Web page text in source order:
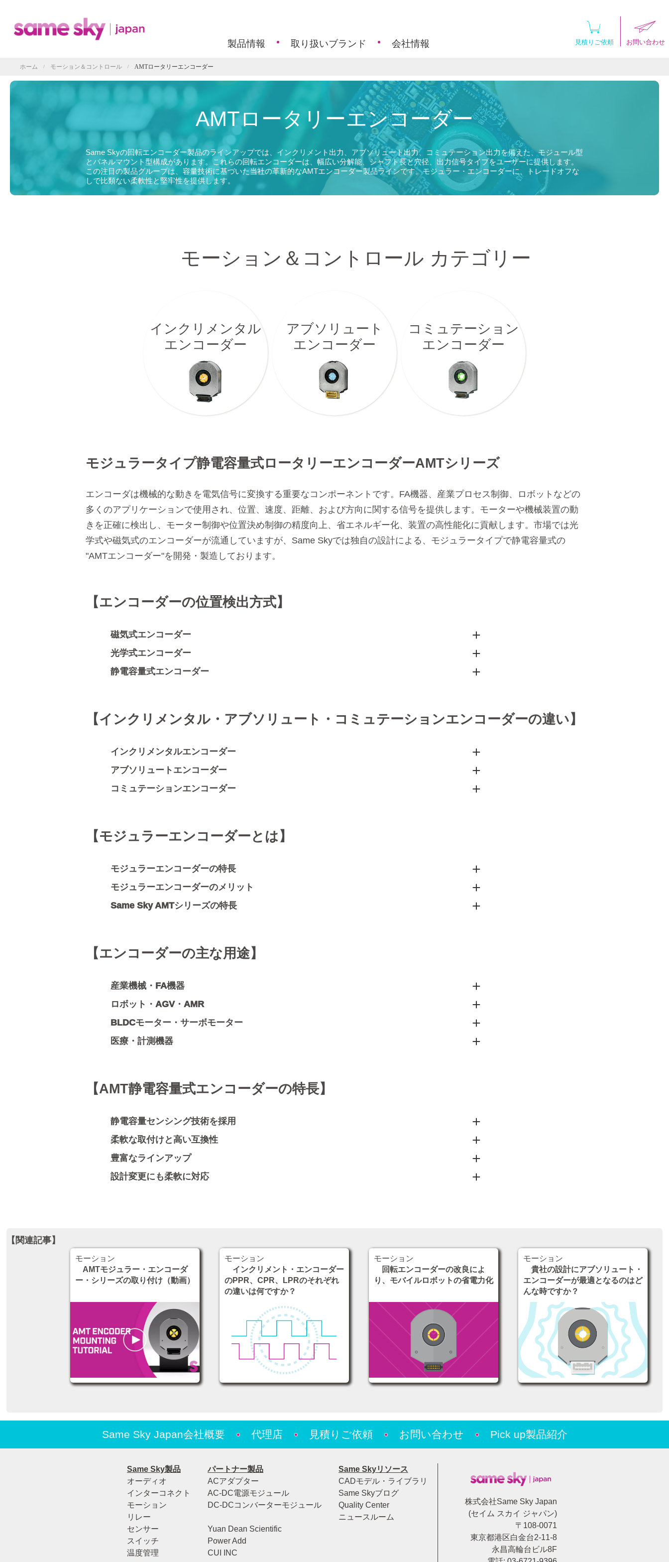
オーディオ
スピーカー
ケーブルアセンブリ
コネクタ
ポテンショメーター
光学式エンコーダー
機械式エンコーダー
モーション製品アクセサリー
信号用リレー
パワーリレー
電流センサー
圧力センサー
超音波センサー
DIPスイッチ
押しボタンスイッチ
スライドスイッチ
タクタイルスイッチ
ACファン
DCファン
ヒートシンク
ACアダプター
Same Sky製品
オーディオ
モーション
スイッチ
温度管理
DC-DCコンバーターモジュール
Yuan Deanスペック検索
ACアダプター
AC-DC電源モジュール
DC-DCコンバーターモジュール
Pick Up
製品紹介
品質保証
製品情報 取り扱いブランド 会社情報 見積りご依頼 お問い合わせ
ホーム / モーション＆コントロール / AMTロータリーエンコーダー
AMTロータリーエンコーダー
Same Skyの回転エンコーダー製品のラインアップでは、インクリメント出力、アブソリュート出力、コミュテーション出力を備えた、モジュール型
とパネルマウント型構成があります。これらの回転エンコーダーは、幅広い分解能、シャフト長と穴径、出力信号タイプをユーザーに提供します。
この注目の製品グループは、容量技術に基づいた当社の革新的なAMTエンコーダー製品ラインです。モジュラー・エンコーダーに、トレードオフな
しで比類ない柔軟性と堅牢性を提供します。
モーション＆コントロール カテゴリー
インクリメンタル
エンコーダー
アブソリュート
エンコーダー
コミュテーション
エンコーダー
モジュラータイプ静電容量式ロータリーエンコーダーAMTシリーズ
エンコーダは機械的な動きを電気信号に変換する重要なコンポーネントです。FA機器、産業プロセス制御、ロボットなどの
多くのアプリケーションで使用され、位置、速度、距離、および方向に関する信号を提供します。モーターや機械装置の動
きを正確に検出し、モーター制御や位置決め制御の精度向上、省エネルギー化、装置の高性能化に貢献します。市場では光
学式や磁気式のエンコーダーが流通していますが、Same Skyでは独自の設計による、モジュラータイプで静電容量式の
"AMTエンコーダー"を開発・製造しております。
【エンコーダーの位置検出方式】
磁気式エンコーダー
光学式エンコーダー
静電容量式エンコーダー
【インクリメンタル・アブソリュート・コミュテーションエンコーダーの違い】
インクリメンタルエンコーダー
アブソリュートエンコーダー
コミュテーションエンコーダー
【モジュラーエンコーダーとは】
モジュラーエンコーダーの特長
モジュラーエンコーダーのメリット
Same Sky AMTシリーズの特長
【エンコーダーの主な用途】
産業機械・FA機器
ロボット・AGV・AMR
BLDCモーター・サーボモーター
医療・計測機器
【AMT静電容量式エンコーダーの特長】
静電容量センシング技術を採用
柔軟な取付けと高い互換性
豊富なラインアップ
設計変更にも柔軟に対応
【関連記事】
モーション
AMTモジュラー・エンコーダ
ー・シリーズの取り付け（動画）
モーション
インクリメント・エンコーダー
のPPR、CPR、LPRのそれぞれ
の違いは何ですか？
モーション
回転エンコーダーの改良によ
り、モバイルロボットの省電力化
モーション
貴社の設計にアブソリュート・
エンコーダーが最適となるのはど
んな時ですか？
Same Sky Japan会社概要 代理店 見積りご依頼 お問い合わせ Pick up製品紹介
Same Sky製品
オーディオ
インターコネクト
モーション
リレー
センサー
スイッチ
温度管理
パートナー製品
ACアダプター
AC-DC電源モジュール
DC-DCコンバーターモジュール
Yuan Dean Scientific
Power Add
CUI INC
Same Skyリソース
CADモデル・ライブラリ
Same Skyブログ
Quality Center
ニュースルーム
株式会社Same Sky Japan
(セイム スカイ ジャパン)
〒108-0071
東京都港区白金台2-11-8
永昌高輪台ビル8F